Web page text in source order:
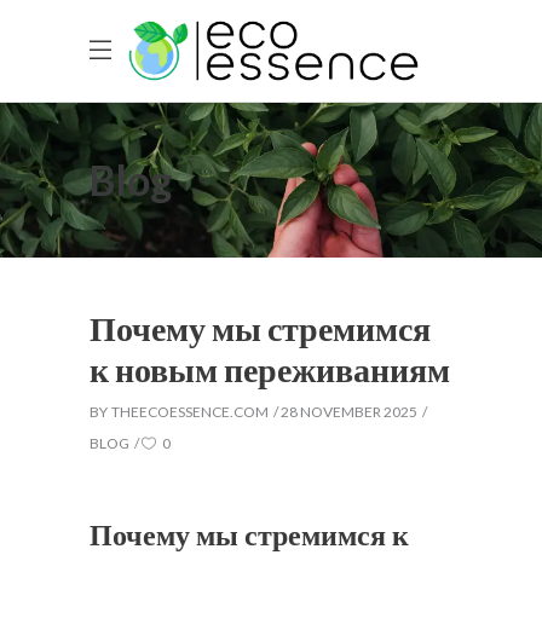
Blog
Почему мы стремимся
к новым переживаниям
BY THEECOESSENCE.COM
28 NOVEMBER 2025
BLOG
0
Почему мы стремимся к